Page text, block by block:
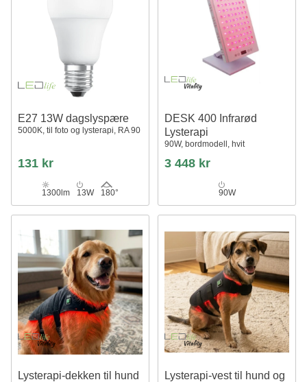
E27 13W dagslyspære
5000K, til foto og lysterapi, RA 90
131 kr
1300lm 13W 180°
DESK 400 Infrarød
Lysterapi
90W, bordmodell, hvit
3 448 kr
90W
Lysterapi-dekken til hund
Lysterapi-vest til hund og